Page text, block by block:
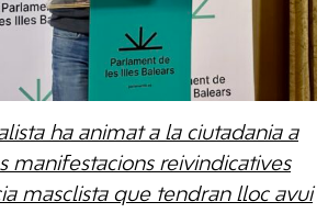
ha animat a la ciutadania a
manifestacions reivindicatives
masclista que tendran lloc avui